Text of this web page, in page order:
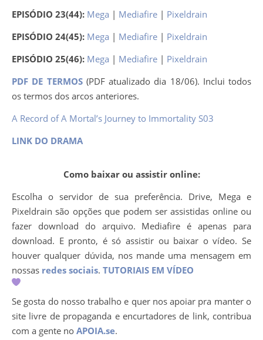
EPISÓDIO 23(44): Mega | Mediafire | Pixeldrain
EPISÓDIO 24(45): Mega | Mediafire | Pixeldrain
EPISÓDIO 25(46): Mega | Mediafire | Pixeldrain
PDF DE TERMOS(PDF atualizado dia 18/06). Inclui todos
os termos dos arcos anteriores.
A Record of A Mortal’s Journey to Immortality S03
LINK DO DRAMA
Como baixar ou assistir online:
Escolha o servidor de sua preferência. Drive, Mega e
Pixeldrain são opções que podem ser assistidas online ou
fazer download do arquivo. Mediafire é apenas para
download. E pronto, é só assistir ou baixar o vídeo. Se
houver qualquer dúvida, nos mande uma mensagem em
nossas redes sociais. TUTORIAIS EM VÍDEO
Se gosta do nosso trabalho e quer nos apoiar pra manter o
site livre de propaganda e encurtadores de link, contribua
com a gente no APOIA.se.